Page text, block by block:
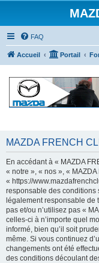
FAQ
Accueil Portail
MAZDA FRENCH
En accédant à « MAZDA
« notre », « nos », « MAZDA
« https://
responsable des conditions
légalement responsable de
pas et/ou n’utilisez pas «
celles-ci à n’importe quel
informé, bien qu’il soit
même. Si vous continuez
changements ont été
des conditions découlant